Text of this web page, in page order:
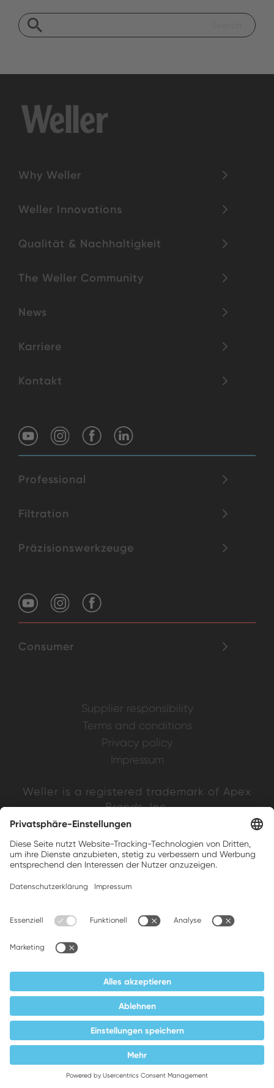
Why Weller
Weller Innovations
Qualität & Nachhaltigkeit
The Weller Community
News
Karriere
Kontakt
Professional
Filtration
Präzisionswerkzeuge
Consumer
Supplier responsibility
Terms and conditions
Privacy policy
Impressum
Weller is a registered trademark of Apex
Brands, Inc.